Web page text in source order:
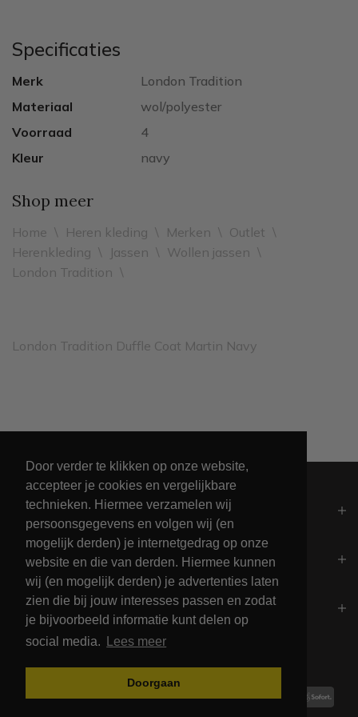
Door verder te klikken op onze website,
accepteer je cookies en vergelijkbare
technieken. Hiermee verzamelen wij
persoonsgegevens en volgen wij (en
mogelijk derden) je internetgedrag op onze
website en die van derden. Hiermee kunnen
wij (en mogelijk derden) je advertenties laten
zien die bij jouw interesses passen en zodat
je bijvoorbeeld informatie kunt delen op
social media.
Lees meer
Doorgaan
Specificaties
Merk
London Tradition
Materiaal
wol/polyester
Voorraad
4
Kleur
navy
Shop meer
Home \ Heren kleding \ Merken \ Outlet \
Herenkleding \ Jassen \ Wollen jassen \
London Tradition \
London Tradition Duffle Coat Martin Navy
Algemeen
Contact
Openingstijden